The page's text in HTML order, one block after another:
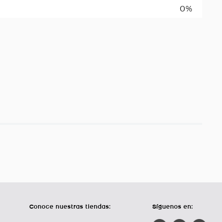
0%
Conoce nuestras tiendas: Síguenos en: